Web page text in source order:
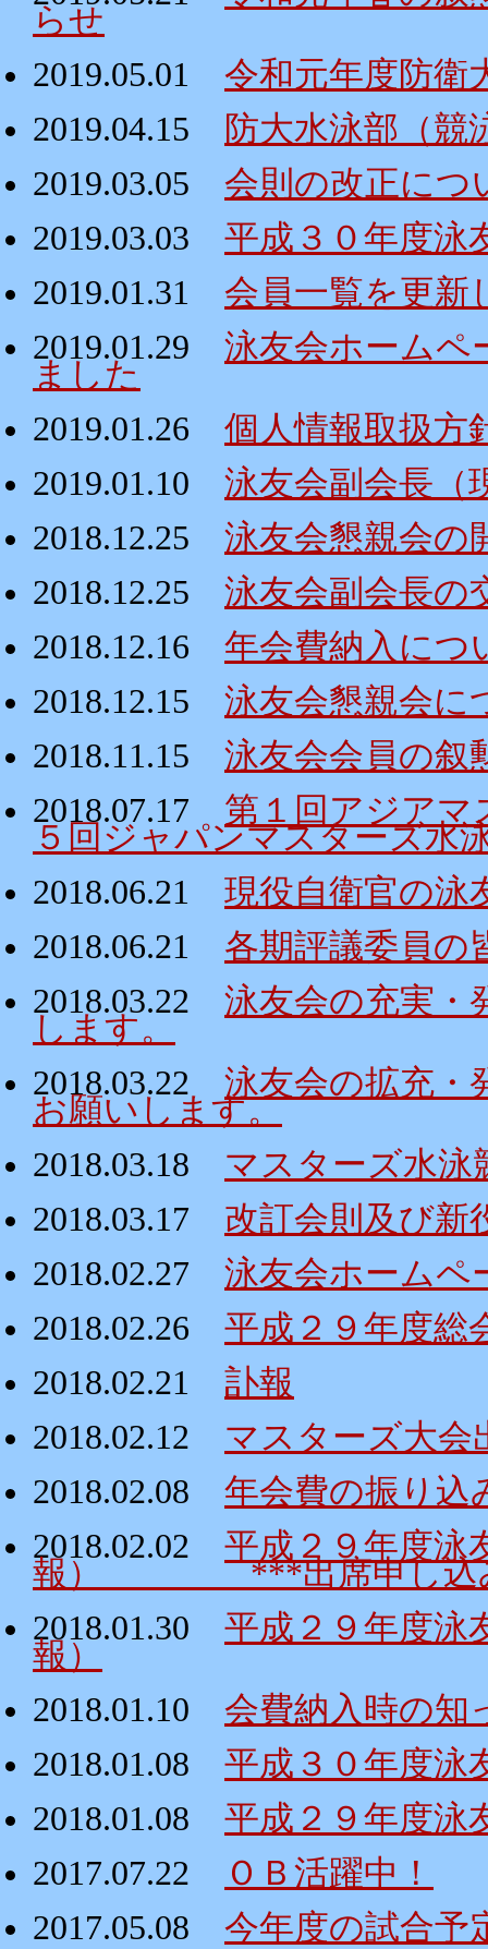
らせ
2019.05.01
令和元年度防衛
2019.04.15
防大水泳部（競
2019.03.05
会則の改正につ
2019.03.03
平成３０年度泳
2019.01.31
会員一覧を更新
2019.01.29
泳友会ホームペ
ました
2019.01.26
個人情報取扱方
2019.01.10
泳友会副会長（
2018.12.25
泳友会懇親会の
2018.12.25
泳友会副会長の
2018.12.16
年会費納入につ
2018.12.15
泳友会懇親会に
2018.11.15
泳友会会員の叙
2018.07.17
第１回アジア
５回ジャパンマスターズ水
2018.06.21
現役自衛官の泳
2018.06.21
各期評議委員の
2018.03.22
泳友会の充実・
します。
2018.03.22
泳友会の拡充・
お願いします。
2018.03.18
マスターズ水泳
2018.03.17
改訂会則及び新
2018.02.27
泳友会ホームペ
2018.02.26
平成２９年度総
2018.02.21
訃報
2018.02.12
マスターズ大会
2018.02.08
年会費の振り込
2018.02.02
平成２９年度泳
報） ***出席申し込み
2018.01.30
平成２９年度泳
報）
2018.01.10
会費納入時の知
2018.01.08
平成３０年度泳
2018.01.08
平成２９年度泳
2017.07.22
ＯＢ活躍中！
2017.05.08
今年度の試合予